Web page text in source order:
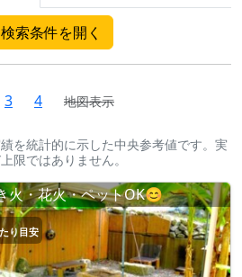
検索条件を開く
3 4 地図表示
を統計的に示した中央参考値です。実
限ではありません。
火・花火・ペットOK😊
り目安